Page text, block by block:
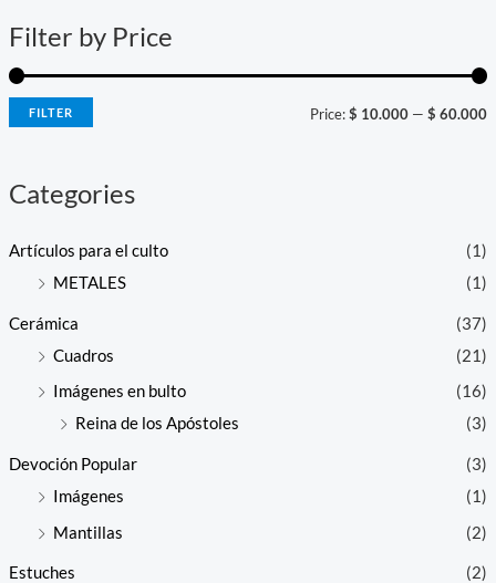
Filter by Price
r
i
r
i
FILTER Price:$ 10.000 —$ 60.000
Categories
Artículos para el culto
(1)
METALES
(1)
Cerámica
(37)
Cuadros
(21)
Imágenes en bulto
(16)
Reina de los Apóstoles
(3)
Devoción Popular
(3)
Imágenes
(1)
Mantillas
(2)
Estuches (2)